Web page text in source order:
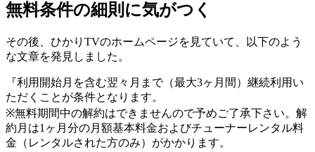
無料条件の細則に気がつく
その後、ひかりTVのホームページを見ていて、以下のよう
な文章を発見しました。
『利用開始月を含む翌々月まで（最大3ヶ月間）継続利用い
ただくことが条件となります。
※無料期間中の解約はできませんので予めご了承下さい。解
約月は1ヶ月分の月額基本料金およびチューナーレンタル料
金（レンタルされた方のみ）がかかります。